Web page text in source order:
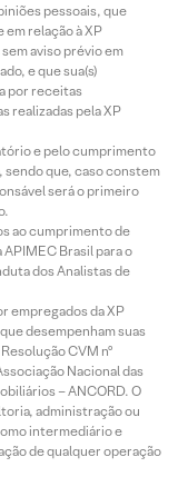
pessoais, que
relação à XP
aviso prévio em
e que sua(s)
por receitas
realizadas pela XP
e pelo cumprimento
sendo que, caso constem
será o primeiro
ao cumprimento de
Brasil para o
dos Analistas de
empregados da XP
desempenham suas
CVM nº
Nacional das
– ANCORD. O
administração ou
intermediário e
de qualquer operação